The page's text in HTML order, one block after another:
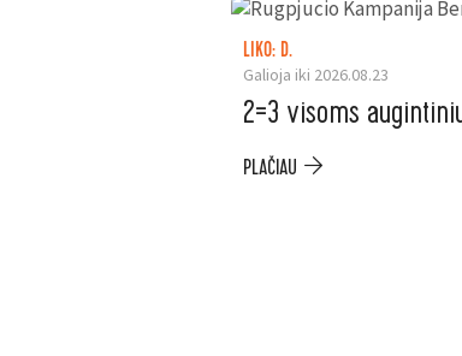
LIKO: D.
Galioja iki 2026.08.23
2=3 visoms
PLAČIAU